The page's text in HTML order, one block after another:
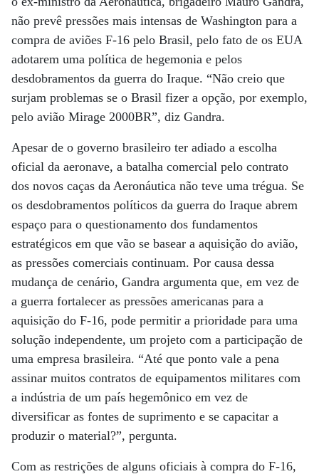
não prevê pressões mais intensas de Washington para a
compra de aviões F-16 pelo Brasil, pelo fato de os EUA
adotarem uma política de hegemonia e pelos
desdobramentos da guerra do Iraque. “Não creio que
surjam problemas se o Brasil fizer a opção, por exemplo,
pelo avião Mirage 2000BR”, diz Gandra.
Apesar de o governo brasileiro ter adiado a escolha
oficial da aeronave, a batalha comercial pelo contrato
dos novos caças da Aeronáutica não teve uma trégua. Se
os desdobramentos políticos da guerra do Iraque abrem
espaço para o questionamento dos fundamentos
estratégicos em que vão se basear a aquisição do avião,
as pressões comerciais continuam. Por causa dessa
mudança de cenário, Gandra argumenta que, em vez de
a guerra fortalecer as pressões americanas para a
aquisição do F-16, pode permitir a prioridade para uma
solução independente, um projeto com a participação de
uma empresa brasileira. “Até que ponto vale a pena
assinar muitos contratos de equipamentos militares com
a indústria de um país hegemônico em vez de
diversificar as fontes de suprimento e se capacitar a
produzir o material?”, pergunta.
Com as restrições de alguns oficiais à compra do F-16,